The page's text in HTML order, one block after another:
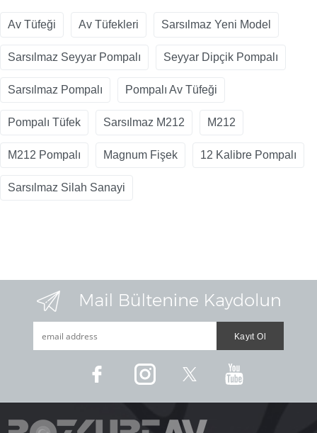
Av Tüfeği Av Tüfekleri Sarsılmaz Yeni Model
Sarsılmaz Seyyar Pompalı Seyyar Dipçik Pompalı
Sarsılmaz Pompalı Pompalı Av Tüfeği
Pompalı Tüfek Sarsılmaz M212 M212
M212 Pompalı Magnum Fişek 12 Kalibre Pompalı
Sarsılmaz Silah Sanayi